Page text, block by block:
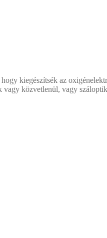
kiegészítsék az
vagy közvetlenül, vagy